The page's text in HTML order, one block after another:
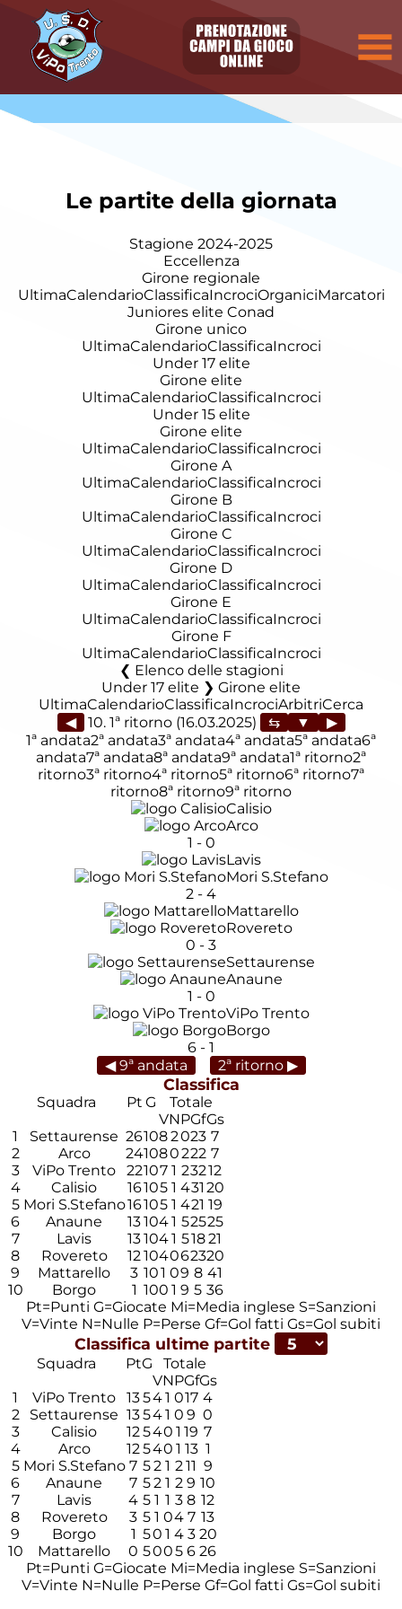
Le partite della giornata
Stagione 2024-2025
Eccellenza
Girone regionale
UltimaCalendarioClassificaIncrociOrganiciMarcatori
Juniores elite Conad
Girone unico
UltimaCalendarioClassificaIncroci
Under 17 elite
Girone elite
UltimaCalendarioClassificaIncroci
Under 15 elite
Girone elite
UltimaCalendarioClassificaIncroci
Girone A
UltimaCalendarioClassificaIncroci
Girone B
UltimaCalendarioClassificaIncroci
Girone C
UltimaCalendarioClassificaIncroci
Girone D
UltimaCalendarioClassificaIncroci
Girone E
UltimaCalendarioClassificaIncroci
Girone F
UltimaCalendarioClassificaIncroci
Elenco delle stagioni
Under 17 elite ❯ Girone elite
UltimaCalendarioClassificaIncrociArbitriCerca
◀
10. 1ª ritorno (16.03.2025)
▶
1ª andata2ª andata3ª andata4ª andata5ª andata6ª
andata7ª andata8ª andata9ª andata1ª ritorno2ª
ritorno3ª ritorno4ª ritorno5ª ritorno6ª ritorno7ª
ritorno8ª ritorno9ª ritorno
Calisio
Arco
1 - 0
Lavis
Mori S.Stefano
2 - 4
Mattarello
Rovereto
0 - 3
Settaurense
Anaune
1 - 0
ViPo Trento
Borgo
6 - 1
◀ 9ª andata
2ª ritorno ▶
Classifica
Squadra Pt G
Totale
VNPGfGs
1
Settaurense 261082023 7
2
Arco 241080222 7
3
ViPo Trento 22107 1 23212
4
Calisio 16105 1 431 20
5 Mori S.Stefano16105 1 421 19
6
Anaune 131041 52525
7
Lavis 131041 51821
8
Rovereto 12 104062320
9
Mattarello 3 101 09 8 41
10
Borgo 1 100 1 9 5 36
Pt=Punti G=Giocate Mi=Media inglese S=Sanzioni
V=Vinte N=Nulle P=Perse Gf=Gol fatti Gs=Gol subiti
Classifica ultime partite
Squadra PtG
Totale
VNPGfGs
1
ViPo Trento 13541 017 4
2
Settaurense 13541 0 9 0
3
Calisio 12 540 1 19 7
4
Arco 12 540 1 13 1
5 Mori S.Stefano 7 52 1 2 11 9
6
Anaune 7 52 1 2 9 10
7
Lavis 4 5 1 1 3 8 12
8
Rovereto 3 5 1 04 7 13
9
Borgo 1 50 1 4 3 20
10
Mattarello 0 5005 6 26
Pt=Punti G=Giocate Mi=Media inglese S=Sanzioni
V=Vinte N=Nulle P=Perse Gf=Gol fatti Gs=Gol subiti